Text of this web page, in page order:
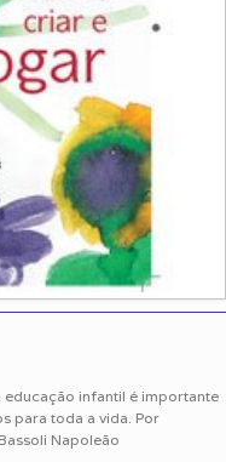
infantil é importante
para toda a vida. Por
Napoleão